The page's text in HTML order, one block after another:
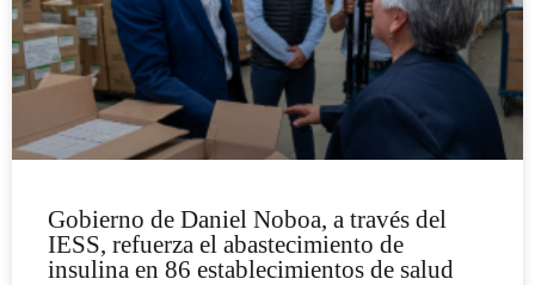
Gobierno de Daniel Noboa, a través del
IESS, refuerza el abastecimiento de
insulina en 86 establecimientos de salud